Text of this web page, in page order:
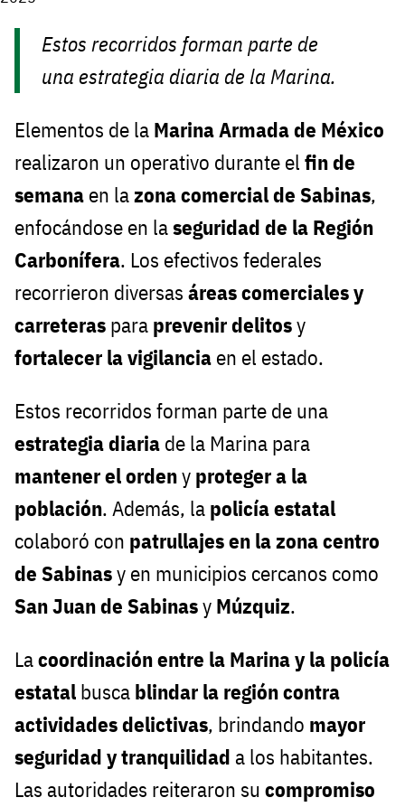
Estos recorridos forman parte de
una estrategia diaria de la Marina.
Elementos de la Marina Armada de México
realizaron un operativo durante el fin de
semana en lazona comercial de Sabinas,
enfocándose en laseguridad de la Región
Carbonífera. Los efectivos federales
recorrieron diversas áreas comerciales y
carreteras para prevenir delitosy
fortalecer la vigilancia en el estado.
Estos recorridos forman parte de una
estrategia diaria de la Marina para
mantener el ordeny proteger a la
población. Además, la policía estatal
colaboró con patrullajes en la zona centro
de Sabinasy en municipios cercanos como
San Juan de Sabinasy Múzquiz.
Lacoordinación entre la Marina y la policía
estatal busca blindar la región contra
actividades delictivas, brindando mayor
seguridad y tranquilidad a los habitantes.
Las autoridades reiteraron su compromiso